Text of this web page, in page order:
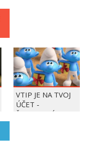
VTIP JE NA TVOJ
ÚČET -
ŠMOULOVÉ